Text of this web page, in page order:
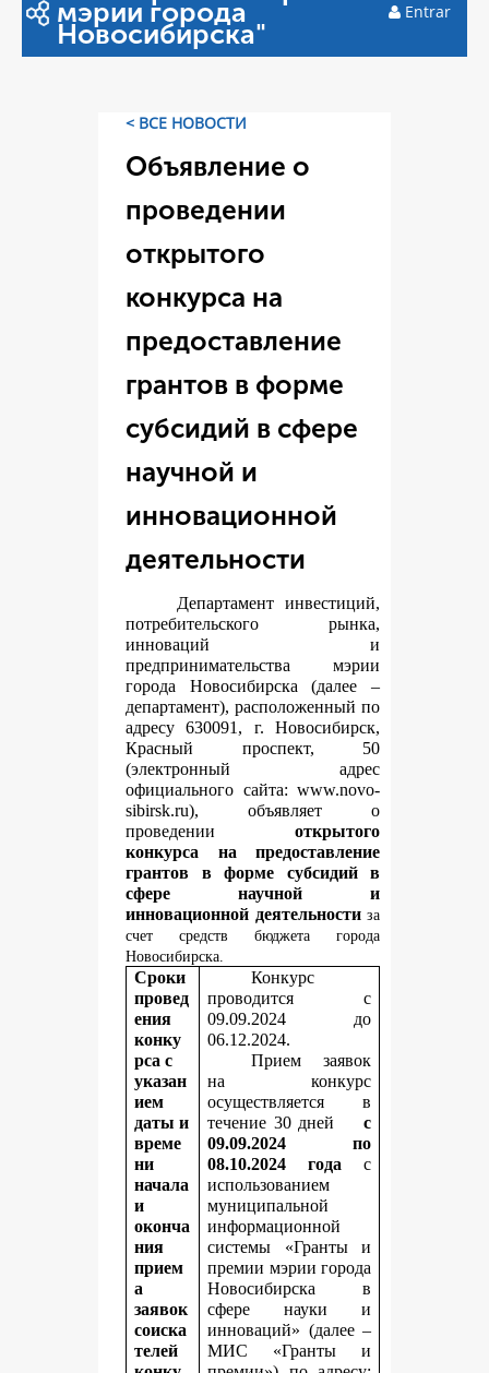
мэрии города
Новосибирска"
Entrar
< ВСЕ НОВОСТИ
Объявление о
проведении
открытого
конкурса на
предоставление
грантов в форме
субсидий в сфере
научной и
инновационной
деятельности
Департамент инвестиций,
потребительского рынка,
инноваций и
предпринимательства мэрии
города Новосибирска (далее –
департамент), расположенный по
адресу 630091, г. Новосибирск,
Красный проспект, 50
(электронный адрес
официального сайта: www.novo-
sibirsk.ru), объявляет о
проведении открытого
конкурса на предоставление
грантов в форме субсидий в
сфере научной и
инновационной деятельностиза
счет средств бюджета города
Новосибирска.
Сроки
провед
ения
конку
рса с
указан
ием
даты и
време
ни
начала
и
оконча
ния
прием
а
заявок
соиска
телей
Конкурс
проводится с
09.09.2024 до
06.12.2024.
Прием заявок
на конкурс
осуществляется в
течение 30 дней с
09.09.2024 по
08.10.2024 года с
использованием
муниципальной
информационной
системы «Гранты и
премии мэрии города
Новосибирска в
сфере науки и
инноваций» (далее –
МИС «Гранты и